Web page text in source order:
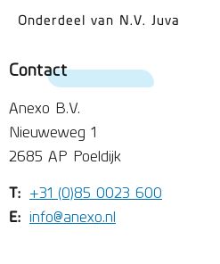
Onderdeel van N.V. Juva
Contact
Anexo B.V.
Nieuweweg 1
2685 AP Poeldijk
T: +31 (0)85 0023 600
E: info@anexo.nl